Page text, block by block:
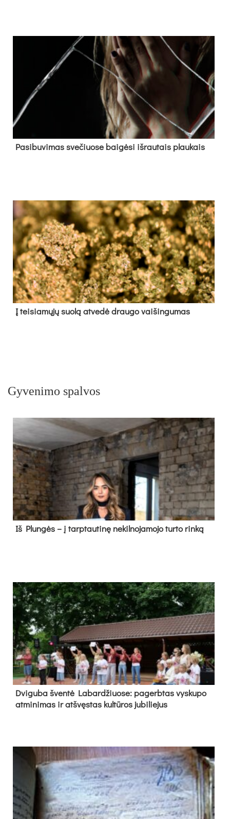
Pa­si­bu­vi­mas sve­čiuo­se bai­gė­si iš­rau­tais plau­kais
Į tei­sia­mų­jų suo­lą at­ve­dė drau­go vai­šin­gu­mas
Gyvenimo spalvos
Iš Plungės – į tarptautinę nekilnojamojo turto rinką
Dvi­gu­ba šven­tė La­bar­džiuo­se: pa­gerb­tas vys­ku­po
at­mi­ni­mas ir at­švęs­tas kul­tū­ros ju­bi­lie­jus